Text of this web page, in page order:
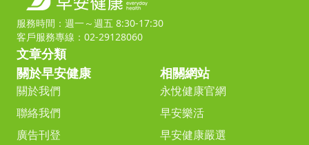
服務時間：週一～週五 8:30-17:30
客戶服務專線：02-29128060
文章分類
關於早安健康
關於我們
聯絡我們
廣告刊登
相關網站
永悅健康官網
早安樂活
早安健康嚴選